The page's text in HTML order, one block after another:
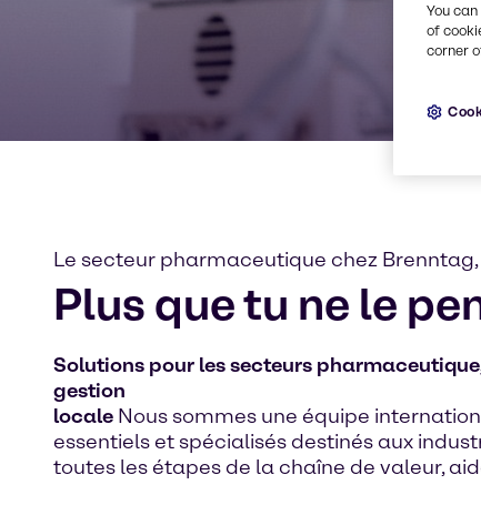
Le secteur pharmaceutique chez Brenntag,
Plus que tu ne le
Solutions pour les secteurs
gestion
locale Nous sommes une équipe
essentiels et spécialisés destinés aux
toutes les étapes de la chaîne de valeur,
You
of
corner